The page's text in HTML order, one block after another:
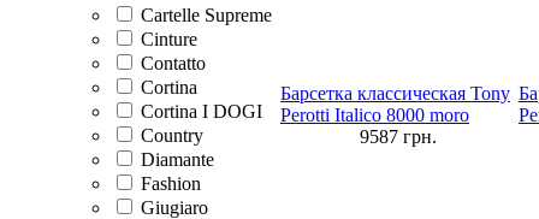
Cartelle Supreme
Cinture
Contatto
Cortina
Cortina I DOGI
Country
Diamante
Fashion
Giugiaro
Барсетка классическая Tony
Perotti Italico 8000 moro
9587 грн.